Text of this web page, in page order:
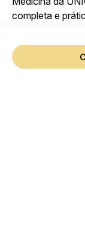
completa e
Ver
instalações